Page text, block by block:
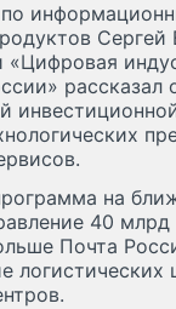
Сергей
«Цифровая
рассказал
на
40 млрд
Почта
логистических